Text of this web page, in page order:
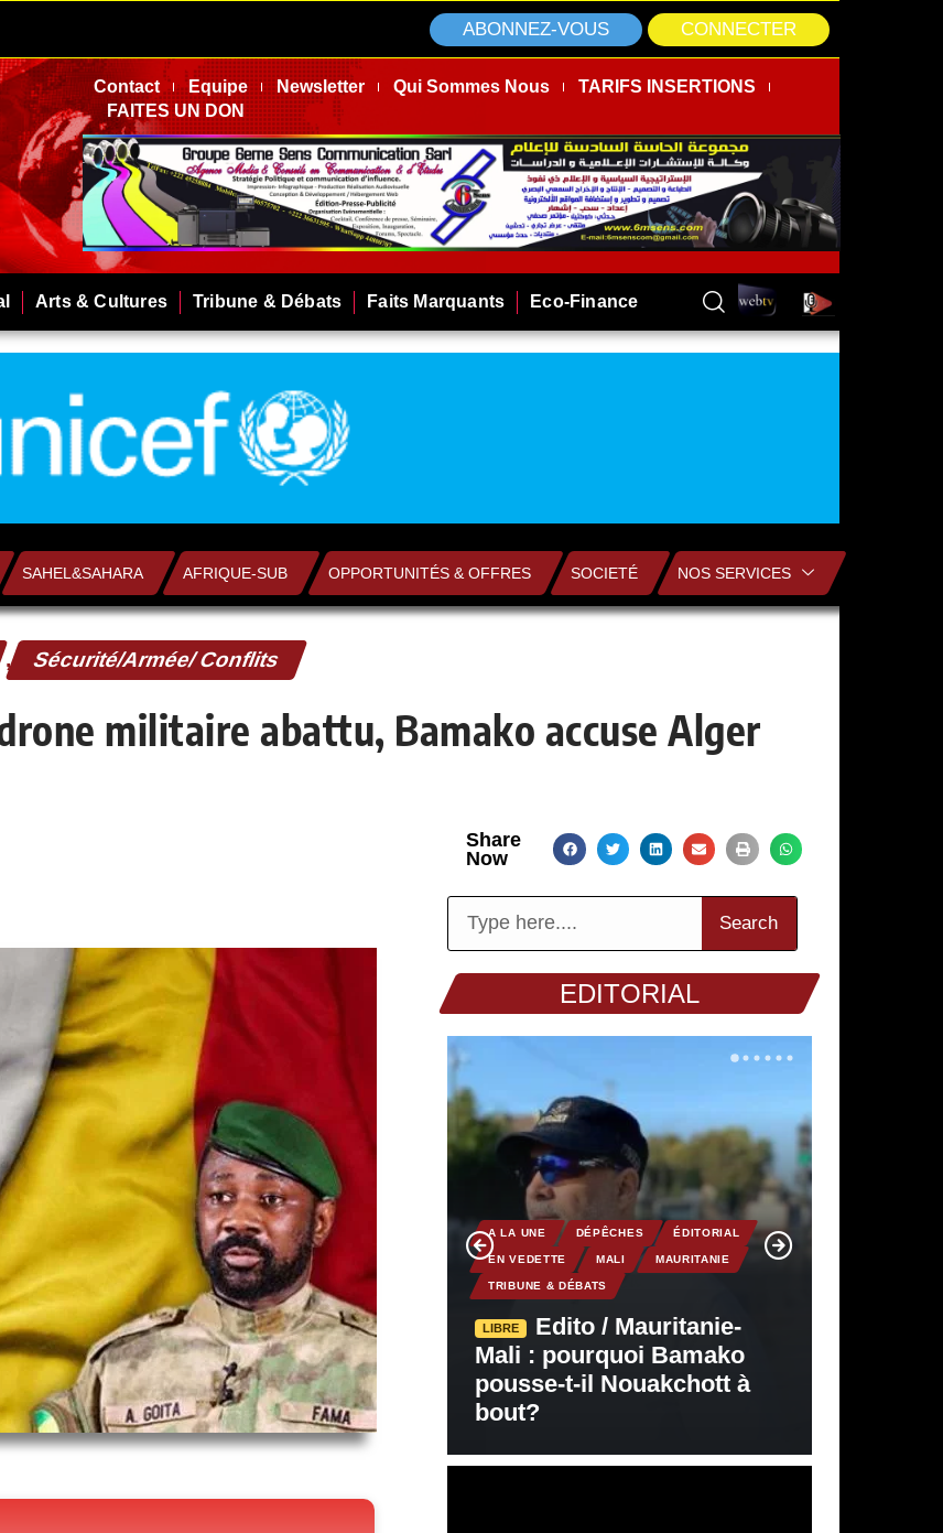
ABONNEZ-VOUS CONNECTER
Contact Equipe Newsletter Qui Sommes Nous
TARIFS INSERTIONS
FAITES UN DON
Arts & Cultures Tribune & Débats Faits Marquants Eco-Finance
SAHEL&SAHARA AFRIQUE-SUB OPPORTUNITÉS & OFFRES SOCIETÉ NOS SERVICES
, Sécurité/Armée/ Conflits
militaire abattu, Bamako accuse Alger
Share
Now
Search
EDITORIAL
A LA UNE DÉPÊCHES ÉDITORIAL
EN VEDETTE MALI MAURITANIE
TRIBUNE & DÉBATS
LIBRE
Edito / Mauritanie-
Mali : pourquoi Bamako
pousse-t-il Nouakchott à
bout?